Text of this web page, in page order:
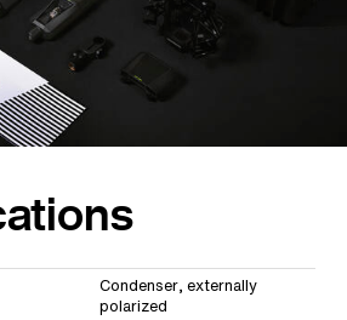
Condenser, externally
polarized